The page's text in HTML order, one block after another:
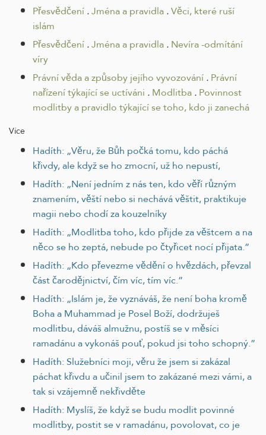
Přesvědčení.Jména a pravidla.Věci, které ruší
islám
Přesvědčení.Jména a pravidla.Nevíra -odmítání
víry
Právní věda a způsoby jejího vyvozování.Právní
nařízení týkající se uctíváni .Modlitba.Povinnost
modlitby a pravidlo týkající se toho, kdo ji zanechá
Více
Hadíth: „Věru, že Bůh počká tomu, kdo páchá
křivdy, ale když se ho zmocní, už ho nepustí,
Hadíth: „Není jedním z nás ten, kdo věří různým
znamením, věští nebo si nechává věštit, praktikuje
magii nebo chodí za kouzelníky
Hadíth: „Modlitba toho, kdo přijde za věštcem a na
něco se ho zeptá, nebude po čtyřicet nocí přijata.”
Hadíth: „Kdo převezme vědění o hvězdách, převzal
část čarodějnictví, čím víc, tím víc.”
Hadíth: „Islám je, že vyznáváš, že není boha kromě
Boha a Muhammad je Posel Boží, dodržuješ
modlitbu, dáváš almužnu, postíš se v měsíci
ramadánu a vykonáš pouť, pokud jsi toho schopný.”
Hadíth: Služebníci moji, věru že jsem si zakázal
páchat křivdu a učinil jsem to zakázané mezi vámi, a
tak si vzájemně nekřivděte
Hadíth: Myslíš, že když se budu modlit povinné
modlitby, postit se v ramadánu, povolovat, co je